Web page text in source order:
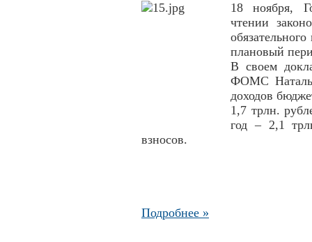
18 ноября,
чтении
плановый
В своем
ФОМС
доходов
1,7 трлн.
год – 2,1
взносов.
Подробнее »